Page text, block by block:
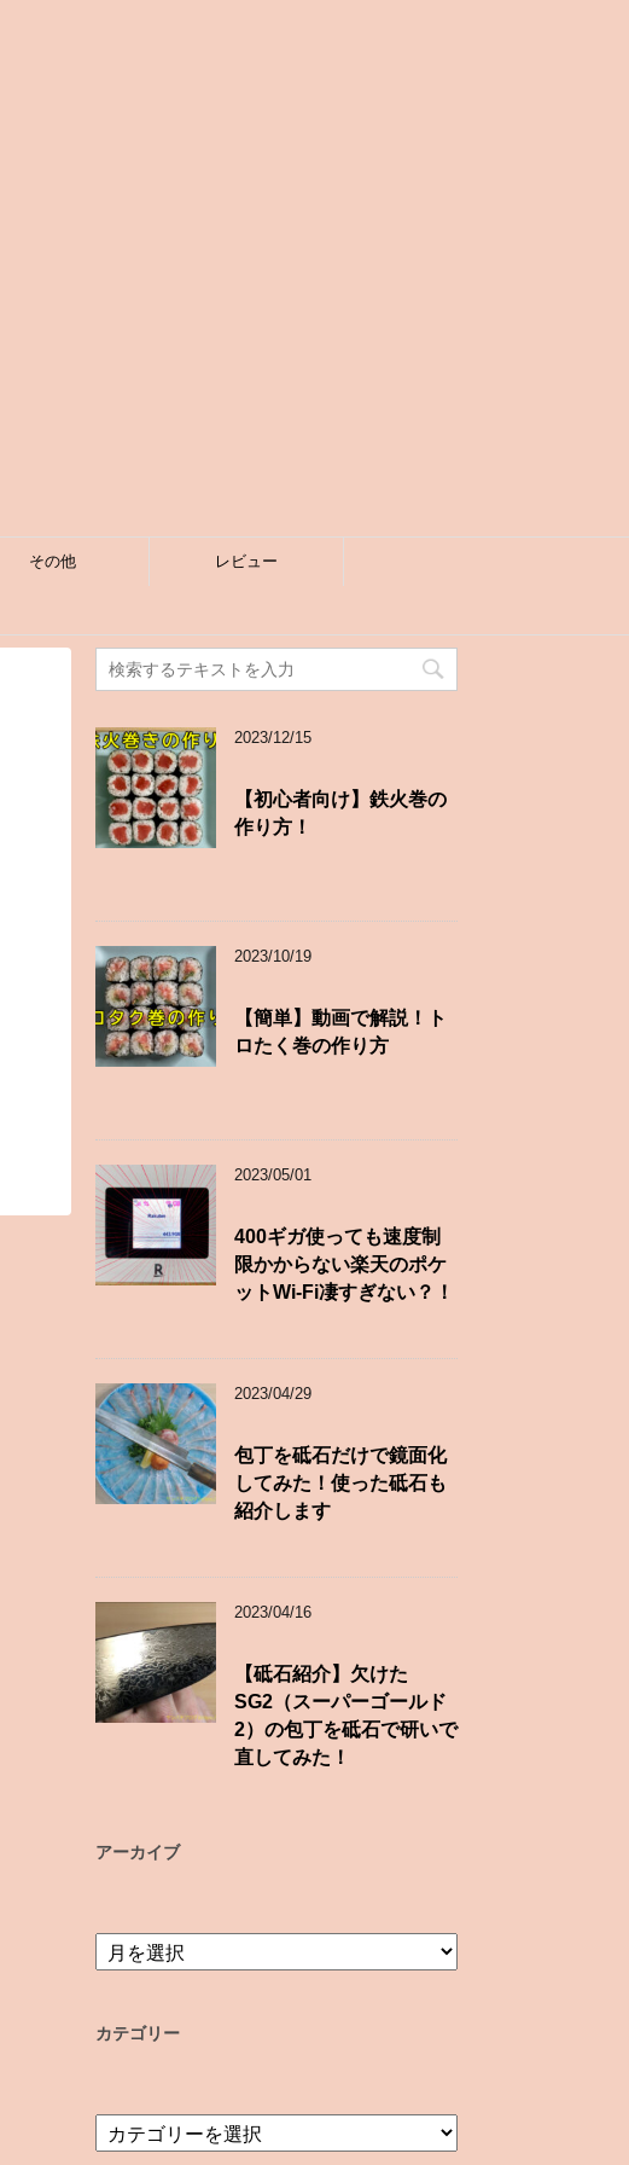
その他 レビュー
2023/12/15
【初心者向け】鉄火巻の
作り方！
2023/10/19
【簡単】動画で解説！ト
ロたく巻の作り方
2023/05/01
400ギガ使っても速度制
限かからない楽天のポケ
ットWi-Fi凄すぎない？！
2023/04/29
包丁を砥石だけで鏡面化
してみた！使った砥石も
紹介します
2023/04/16
【砥石紹介】欠けた
SG2（スーパーゴールド
2）の包丁を砥石で研いで
直してみた！
アーカイブ
ア
ー
ブ
カテゴリー
テ